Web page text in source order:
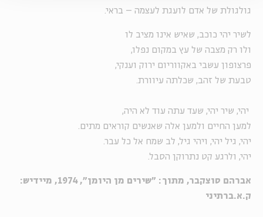
גולגולת של אדם לועגת לעצמה – בראי.
לשיר יהי כוכב, שאיש אינו מציב לו
ולו רק מצבה של עץ במקום נפלו,
פרצופון עשבי באקווריום ירוק וענקי,
טבעת של זהב, שכלתה עיוורת.
יהי, שיר יהי, שעד עתה עוד לא היה,
למען החיים ולמען אלה שאנשים קוראים מתים.
יהי, גיל יהי, ויהי גיל, לב שמח אל כל עבר.
יהי, ולרגע קט נתרוקן הסבל.
אברהם סוצקבר, מתוך: "שירים מן היומן", 1974, מיידיש:
ק.א.ברתיני